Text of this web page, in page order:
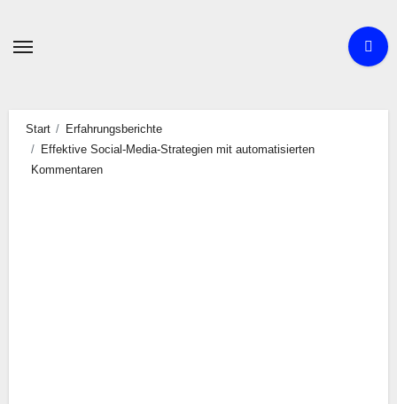
Start
Erfahrungsberichte
Effektive Social-Media-Strategien mit automatisierten
Kommentaren